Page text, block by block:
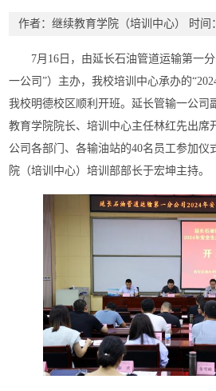
作者：继续教育学院（培训中心） 时间
7月16日，由延长石油管道运输第一
一公司”）主办，我校培训中心承办的
我校明德校区顺利开班。延长管输一公司
教育学院院长、培训中心主任林红先出席
公司各部门、各输油站的40名员工参加仪
院（培训中心）培训部部长于宏坤主持。